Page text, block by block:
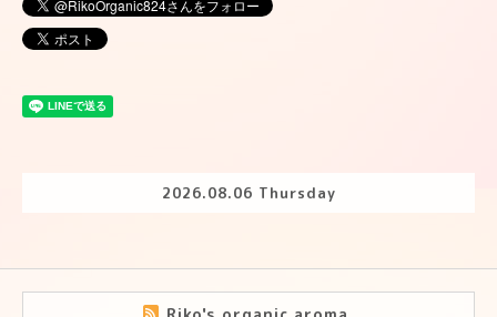
2026.08.06 Thursday